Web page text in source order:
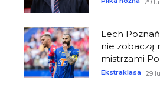
29
Lech
nie zobaczą
mistrzami
Ekstraklasa 29